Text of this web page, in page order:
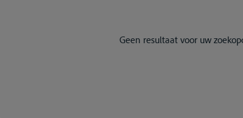
Geen resultaat voor uw